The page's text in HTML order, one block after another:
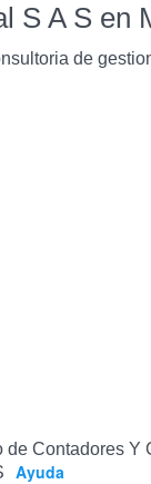
S A S en
de
de Contadores Y
Ayuda